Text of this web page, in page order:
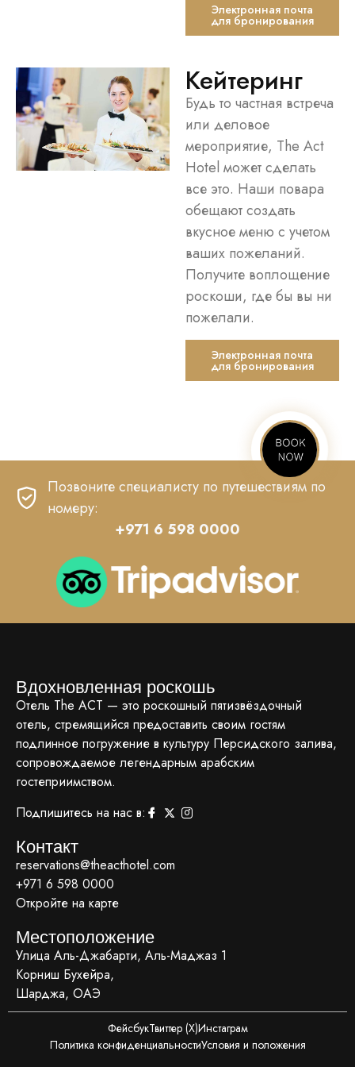
Электронная почта
для бронирования
Кейтеринг
Будь то частная встреча
или деловое
мероприятие, The Act
Hotel может сделать
все это. Наши повара
обещают создать
вкусное меню с учетом
ваших пожеланий.
Получите воплощение
роскоши, где бы вы ни
пожелали.
Электронная почта
для бронирования
Позвоните специалисту по путешествиям по
номеру:
+971 6 598 0000
Вдохновленная роскошь
Отель The ACT — это роскошный пятизвёздочный
отель, стремящийся предоставить своим гостям
подлинное погружение в культуру Персидского залива,
сопровождаемое легендарным арабским
гостеприимством.
Подпишитесь на нас в:
Контакт
reservations@theacthotel.com
+971 6 598 0000
Откройте на карте
Местоположение
Улица Аль-Джабарти, Аль-Маджаз 1
Корниш Бухейра,
Шарджа, ОАЭ
ФейсбукТвиттер (X)Инстаграм
Политика конфиденциальностиУсловия и положения